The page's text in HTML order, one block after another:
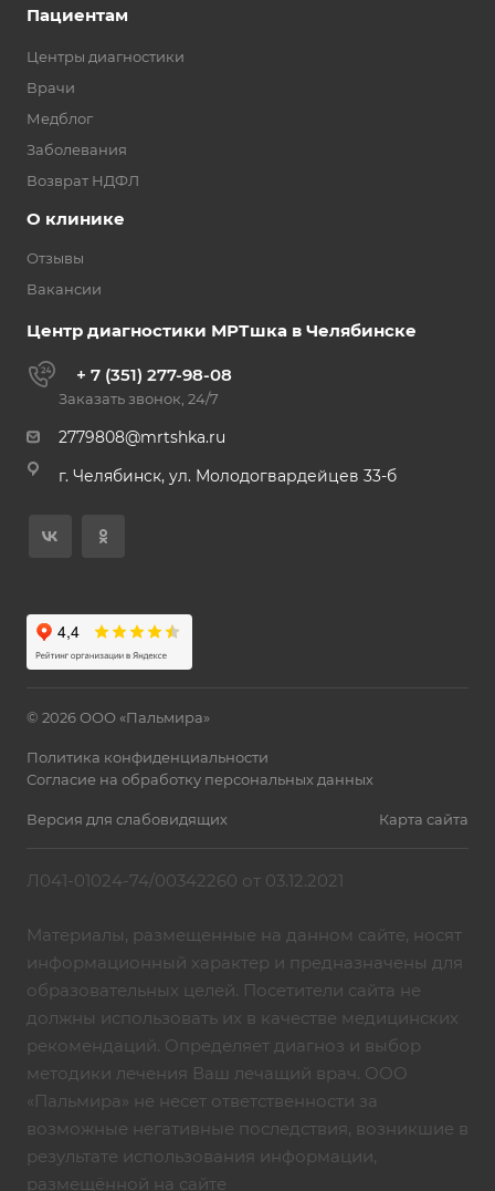
Пациентам
Центры диагностики
Врачи
Медблог
Заболевания
Возврат НДФЛ
О клинике
Отзывы
Вакансии
Центр диагностики МРТшка в Челябинске
+ 7 (351) 277-98-08
Заказать звонок, 24/7
2779808@mrtshka.ru
г. Челябинск, ул. Молодогвардейцев 33-б
© 2026 ООО «Пальмира»
Политика конфиденциальности
Согласие на обработку персональных данных
Версия для слабовидящих Карта сайта
Л041-01024-74/00342260 от 03.12.2021
Материалы, размещенные на данном сайте, носят
информационный характер и предназначены для
образовательных целей. Посетители сайта не
должны использовать их в качестве медицинских
рекомендаций. Определяет диагноз и выбор
методики лечения Ваш лечащий врач. ООО
«Пальмира» не несет ответственности за
возможные негативные последствия, возникшие в
результате использования информации,
размещённой на сайте